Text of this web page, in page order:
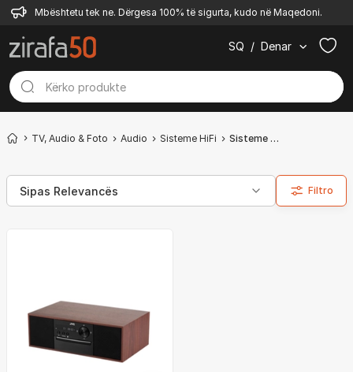
Mbështetu tek ne. Dërgesa 100% të sigurta, kudo në Maqedoni.
SQ / Denar
TV, Audio & Foto Audio Sisteme HiFi Sisteme mikro
Filtro